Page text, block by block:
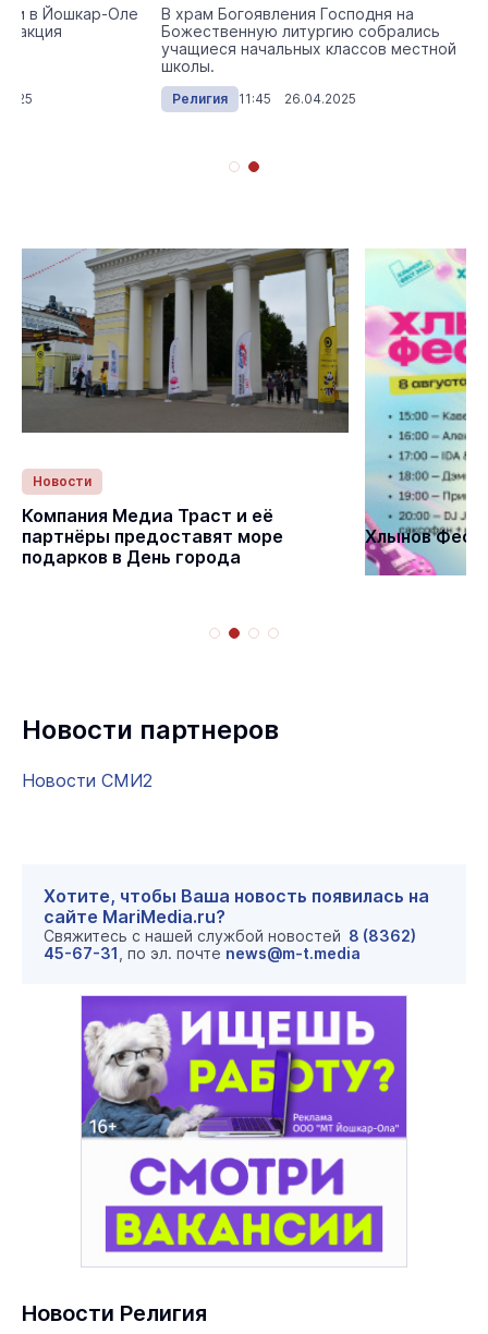
в Йошкар-Оле
акция
В храм Богоявления Господня на
Божественную литургию собрались
учащиеся начальных классов местной
школы.
Религия 11:45 26.04.2025
Новости
Компания Медиа Траст и её
партнёры предоставят море
подарков в День города
Статьи
Хлынов Фест
Новости партнеров
Новости СМИ2
Хотите, чтобы Ваша новость появилась на
сайте MariMedia.ru?
Свяжитесь с нашей службой новостей 8 (8362)
45-67-31 , по эл. почте news@m-t.media
Новости Религия